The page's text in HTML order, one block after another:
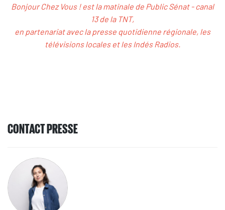
Bonjour Chez Vous ! est la matinale de Public Sénat - canal
13 de la TNT,
en partenariat avec la presse quotidienne régionale, les
télévisions locales et les Indés Radios.
CONTACT PRESSE